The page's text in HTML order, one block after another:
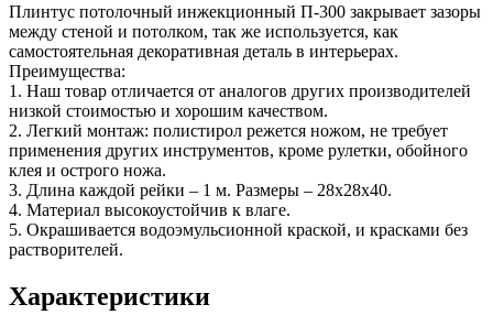
Плинтус потолочный инжекционный П-300 закрывает зазоры
между стеной и потолком, так же используется, как
самостоятельная декоративная деталь в интерьерах.
Преимущества:
1. Наш товар отличается от аналогов других производителей
низкой стоимостью и хорошим качеством.
2. Легкий монтаж: полистирол режется ножом, не требует
применения других инструментов, кроме рулетки, обойного
клея и острого ножа.
3. Длина каждой рейки – 1 м. Размеры – 28х28х40.
4. Материал высокоустойчив к влаге.
5. Окрашивается водоэмульсионной краской, и красками без
растворителей.
Характеристики